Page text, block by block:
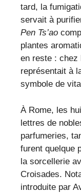
tard, la
servait à
Pen Ts’ao
plantes
en reste : chez
représentait à
symbole de
À Rome, les
lettres de
parfumeries,
furent quelque
la sorcellerie
Croisades.
introduite par